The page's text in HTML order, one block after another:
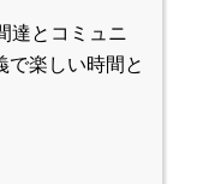
達とコミュニ
で楽しい時間と